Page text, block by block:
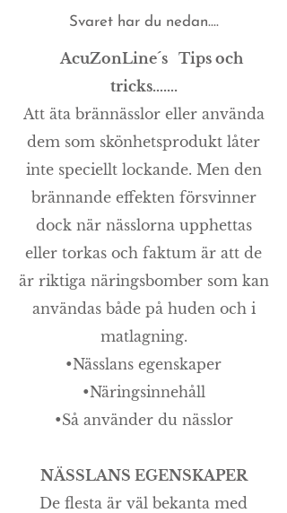
Svaret har du nedan....
AcuZonLine´s Tips och
tricks…….
Att äta brännässlor eller använda
dem som skönhetsprodukt låter
inte speciellt lockande. Men den
brännande effekten försvinner
dock när nässlorna upphettas
eller torkas och faktum är att de
är riktiga näringsbomber som kan
användas både på huden och i
matlagning.
•Nässlans egenskaper
•Näringsinnehåll
•Så använder du nässlor
NÄSSLANS EGENSKAPER
De flesta är väl bekanta med